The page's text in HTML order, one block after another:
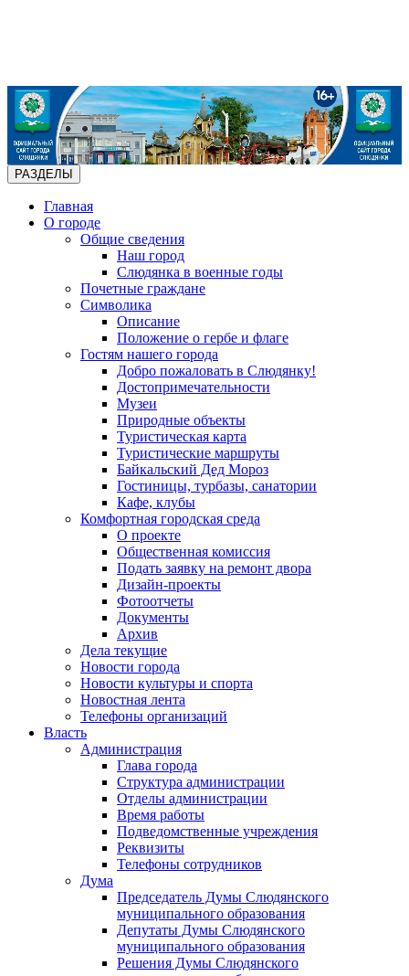
РАЗДЕЛЫ
Главная
О городе
Общие сведения
Наш город
Слюдянка в военные годы
Почетные граждане
Символика
Описание
Положение о гербе и флаге
Гостям нашего города
Добро пожаловать в Слюдянку!
Достопримечательности
Музеи
Природные объекты
Туристическая карта
Туристические маршруты
Байкальский Дед Мороз
Гостиницы, турбазы, санатории
Кафе, клубы
Комфортная городская среда
О проекте
Общественная комиссия
Подать заявку на ремонт двора
Дизайн-проекты
Фотоотчеты
Документы
Архив
Дела текущие
Новости города
Новости культуры и спорта
Новостная лента
Телефоны организаций
Власть
Администрация
Глава города
Структура администрации
Отделы администрации
Время работы
Подведомственные учреждения
Реквизиты
Телефоны сотрудников
Дума
Председатель Думы Слюдянского
муниципального образования
Депутаты Думы Слюдянского
муниципального образования
Решения Думы Слюдянского